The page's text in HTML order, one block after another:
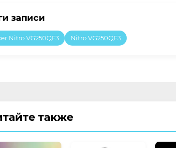
записи
Nitro VG250QF3 Nitro VG250QF3
также